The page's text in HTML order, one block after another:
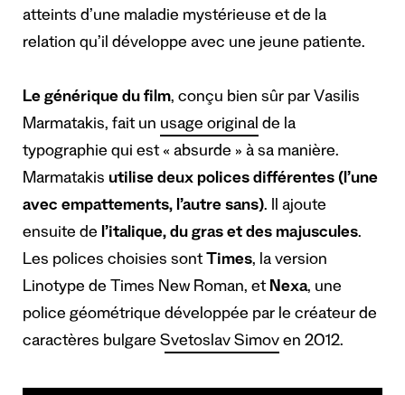
atteints d’une maladie mystérieuse et de la
relation qu’il développe avec une jeune patiente.
Le générique du film, conçu bien sûr par Vasilis
Marmatakis, fait un usage original de la
typographie qui est « absurde » à sa manière.
Marmatakis utilise deux polices différentes (l’une
avec empattements, l’autre sans). Il ajoute
ensuite de l’italique, du gras et des majuscules.
Les polices choisies sont Times, la version
Linotype de Times New Roman, et Nexa, une
police géométrique développée par le créateur de
caractères bulgare Svetoslav Simov en 2012.